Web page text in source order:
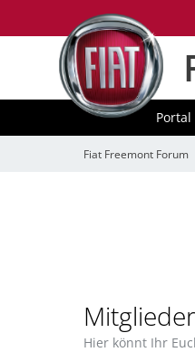
Portal
Fiat Freemont Forum
Hier könnt Ihr